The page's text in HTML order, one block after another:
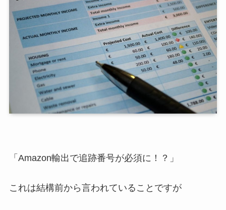
「Amazon輸出で追跡番号が必須に！？」
これは結構前から言われていることですが